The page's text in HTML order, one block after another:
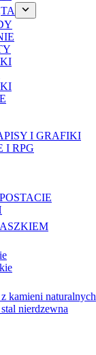
I GRAFIKI
I RPG
kamieni naturalnych
nierdzewna